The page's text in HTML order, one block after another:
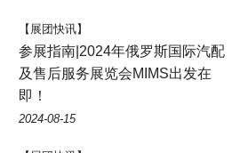
【展团快讯】
参展指南|2024年俄罗斯国际汽配
及售后服务展览会MIMS出发在
即！
2024-08-15